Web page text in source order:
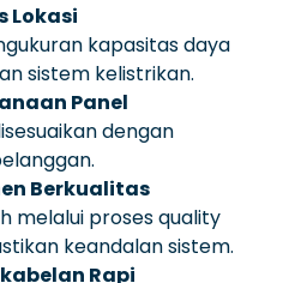
Lokasi
kapasitas daya
sistem kelistrikan.
Panel
dengan
Berkualitas
melalui proses quality
keandalan sistem.
Rapi